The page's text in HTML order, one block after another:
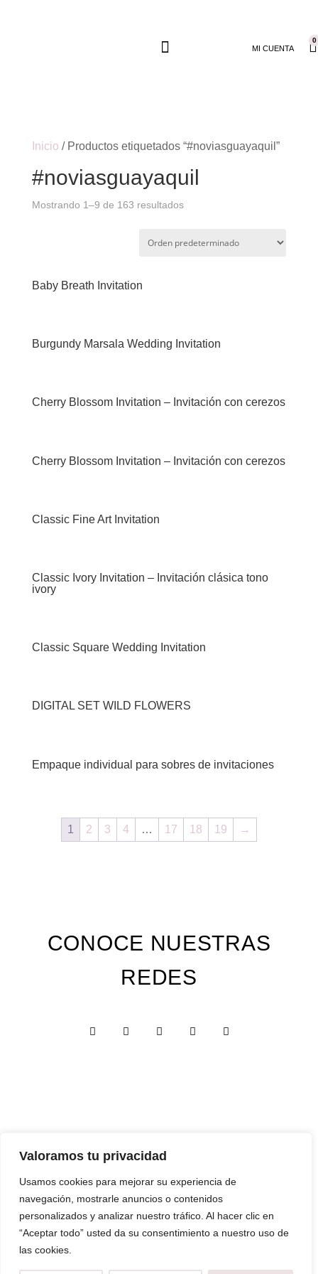
Valoramos tu privacidad
Usamos cookies para mejorar su experiencia de
navegación, mostrarle anuncios o contenidos
personalizados y analizar nuestro tráfico. Al hacer clic en
“Aceptar todo” usted da su consentimiento a nuestro uso de
las cookies.
MI CUENTA
0
Inicio / Productos etiquetados “#noviasguayaquil”
#noviasguayaquil
Mostrando 1–9 de 163 resultados
Baby Breath Invitation
Burgundy Marsala Wedding Invitation
Cherry Blossom Invitation – Invitación con cerezos
Cherry Blossom Invitation – Invitación con cerezos
Classic Fine Art Invitation
Classic Ivory Invitation – Invitación clásica tono
ivory
Classic Square Wedding Invitation
DIGITAL SET WILD FLOWERS
Empaque individual para sobres de invitaciones
1 2 3 4 … 17 18 19 →
CONOCE NUESTRAS
REDES
Custom Edition
Express Edition
Digital Edition
Papelería y Cajas